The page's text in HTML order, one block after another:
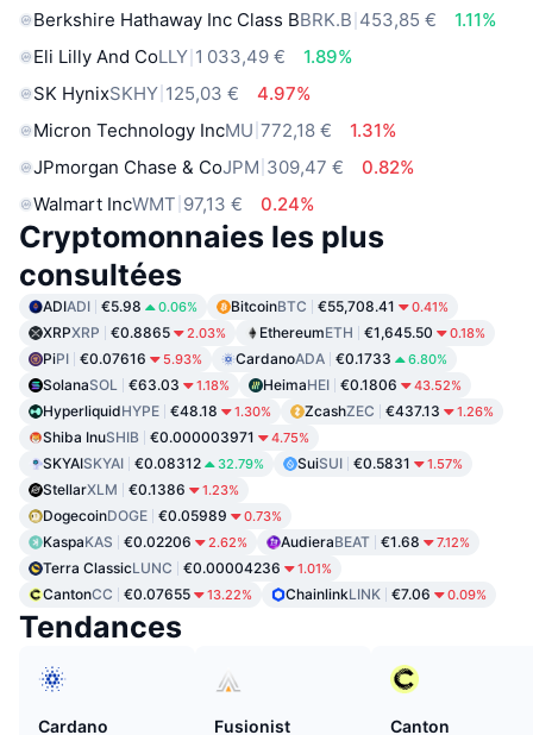
Berkshire Hathaway Inc Class BBRK.B 453,85 €
1.11%
Eli Lilly And CoLLY 1 033,49 €
1.89%
SK HynixSKHY 125,03 €
4.97%
Micron Technology IncMU 772,18 €
1.31%
JPmorgan Chase & CoJPM 309,47 €
0.82%
Walmart IncWMT 97,13 € 0.24%
Cryptomonnaies les plus
consultées
ADIADI €5.98 0.06% BitcoinBTC €55,708.41 0.41%
XRPXRP €0.8865 2.03% EthereumETH €1,645.50 0.18%
PiPI €0.07616 5.93% CardanoADA €0.1733 6.80%
SolanaSOL €63.03 1.18% HeimaHEI €0.1806 43.52%
HyperliquidHYPE €48.18 1.30% ZcashZEC €437.13 1.26%
Shiba InuSHIB €0.000003971 4.75%
SKYAISKYAI €0.08312 32.79% SuiSUI €0.5831 1.57%
StellarXLM €0.1386 1.23%
DogecoinDOGE €0.05989 0.73%
KaspaKAS €0.02206 2.62% AudieraBEAT €1.68 7.12%
Terra ClassicLUNC €0.00004236 1.01%
CantonCC €0.07655 13.22% ChainlinkLINK €7.06 0.09%
Tendances
Cardano
Fusionist
Canton